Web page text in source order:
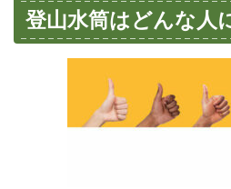
登山水筒はどんな人